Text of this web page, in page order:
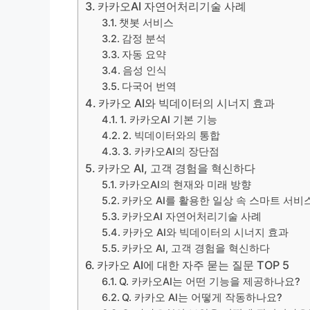
카카오AI 자연어처리기술 사례
챗봇 서비스
감정 분석
자동 요약
음성 인식
다국어 번역
카카오 AI와 빅데이터의 시너지 효과
1. 카카오AI 기본 기능
2. 빅데이터와의 통합
3. 카카오AI의 장단점
카카오 AI, 고객 경험을 혁신하다
카카오AI의 현재와 미래 방향
카카오 AI를 활용한 일상 속 스마트 서비
카카오AI 자연어처리기술 사례
카카오 AI와 빅데이터의 시너지 효과
카카오 AI, 고객 경험을 혁신하다
카카오 AI에 대한 자주 묻는 질문 TOP 5
Q. 카카오AI는 어떤 기능을 제공하나요?
Q. 카카오 AI는 어떻게 작동하나요?